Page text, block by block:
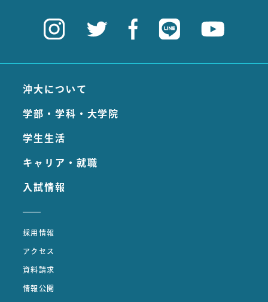
沖大について
学部・学科・大学院
学生生活
キャリア・就職
入試情報
採用情報
アクセス
資料請求
情報公開